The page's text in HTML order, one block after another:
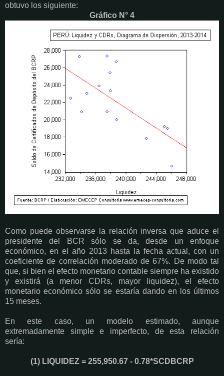
obtuvo los siguiente:
Gráfico N° 4
Como puede observarse la relación inversa que aduce el
presidente del BCR sólo se da, desde un enfoque
económico, en el año 2013 hasta la fecha actual, con un
coeficiente de correlación moderado de 67%. De modo tal
que, si bien el efecto monetario contable siempre ha existido
y existirá (a menor CDRs, mayor liquidez), el efecto
monetario económico sólo se estaría dando en los últimos
15 meses.
En este caso, un modelo estimado, aunque
extremadamente simple e imperfecto, de esta relación
sería:
(1) LIQUIDEZ = 255,950.67 - 0.78*SCDBCRP